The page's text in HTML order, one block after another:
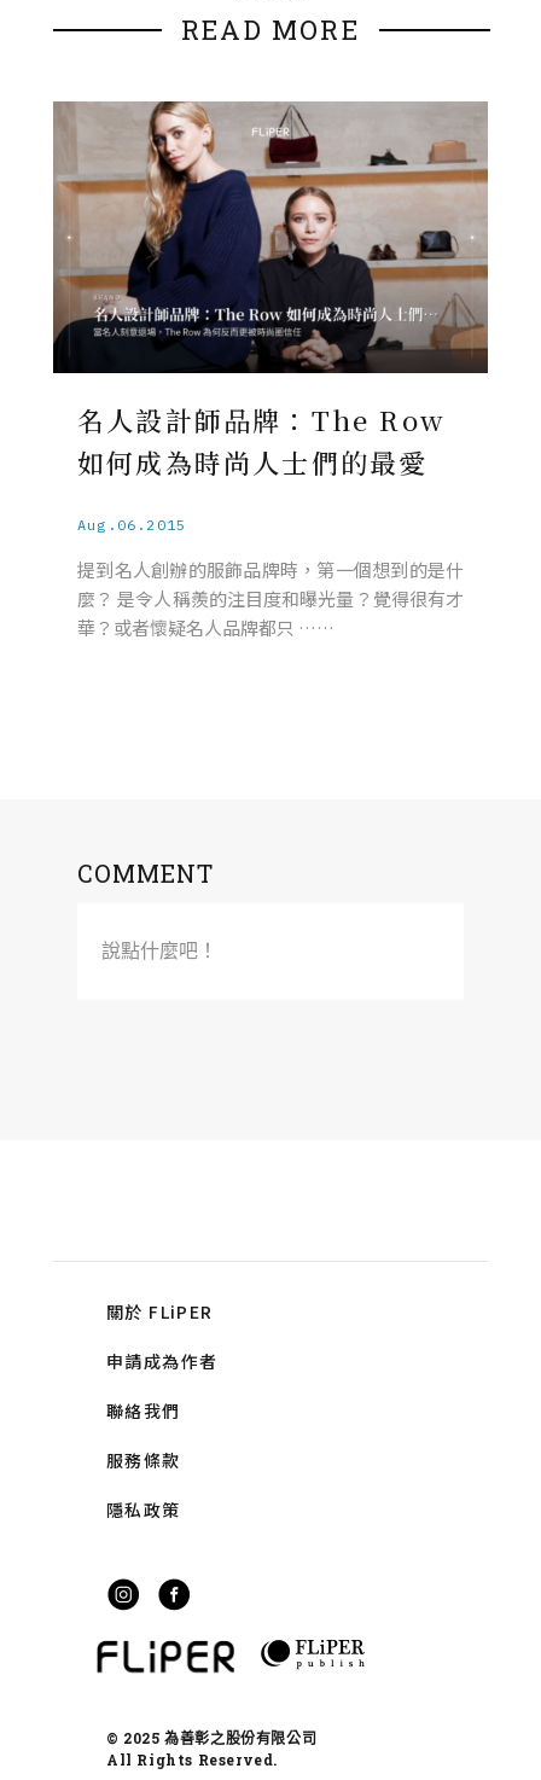
READ MORE
名人設計師品牌：The Row
如何成為時尚人士們的最愛
Aug.06.2015
提到名人創辦的服飾品牌時，第一個想到的是什
麼？ 是令人稱羨的注目度和曝光量？覺得很有才
華？或者懷疑名人品牌都只 ……
COMMENT
說點什麼吧！
關於 FLiPER
申請成為作者
聯絡我們
服務條款
隱私政策
© 2025 為善彰之股份有限公司
All Rights Reserved.